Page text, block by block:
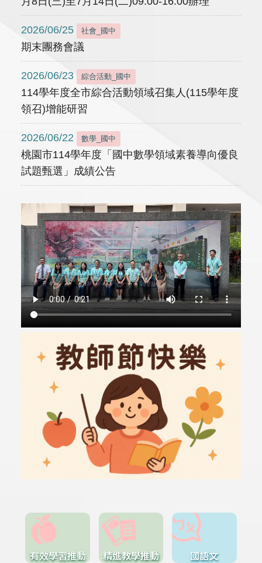
2026/06/25 社會_國中
期末團務會議
2026/06/23 綜合活動_國中
114學年度全市綜合活動領域召集人(115學年度
領召)增能研習
2026/06/22 數學_國中
桃園市114學年度「國中數學領域素養導向優良
試題甄選」成績公告
有效學習推動 精進教學推動 國語文